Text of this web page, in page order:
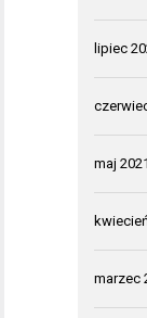
lipiec
maj 2021
marzec